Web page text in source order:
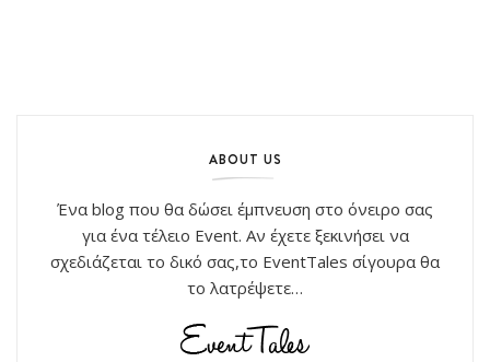
ABOUT US
Ένα blog που θα δώσει έμπνευση στο όνειρο σας
για ένα τέλειο Event. Αν έχετε ξεκινήσει να
σχεδιάζεται το δικό σας,το EventTales σίγουρα θα
το λατρέψετε…